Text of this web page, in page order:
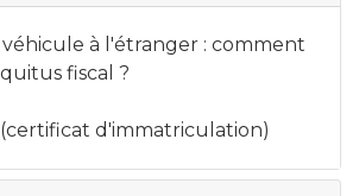
à l'étranger : comment
fiscal ?
d'immatriculation)